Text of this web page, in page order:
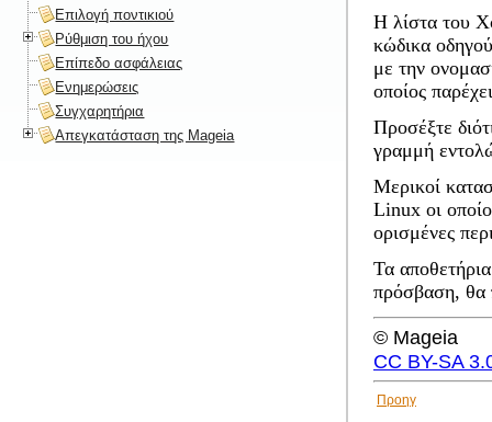
Η λίστα του
κώδικα
με την
οποίος
Προσέξτε
γραμμή
Μερικοί
Linux οι
ορισμένες
Τα
πρόσβαση, θα
© Mageia
CC BY-SA
Προηγ
Επιλογή ποντικιού
Ρύθμιση του ήχου
Επίπεδο ασφάλειας
Ενημερώσεις
Συγχαρητήρια
Απεγκατάσταση της Mageia